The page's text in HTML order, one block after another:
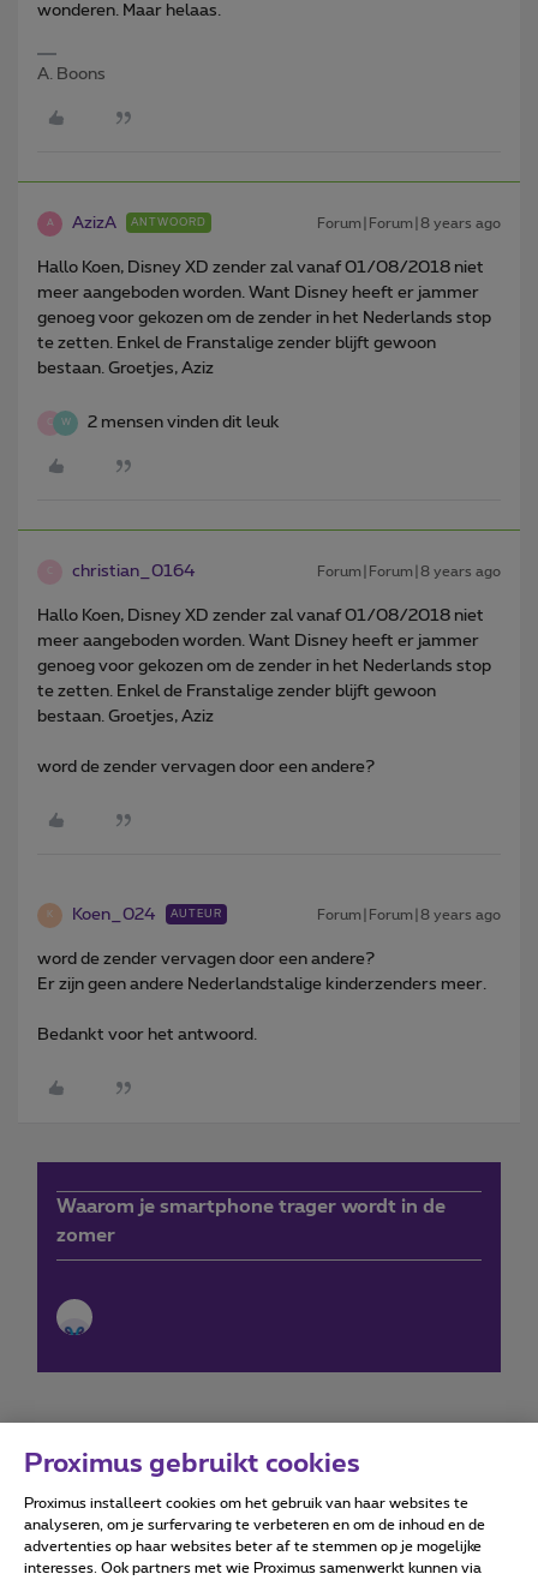
wonderen. Maar helaas.
A. Boons
A AzizA ANTWOORD Forum|Forum|8 years ago
Hallo Koen, Disney XD zender zal vanaf 01/08/2018 niet
meer aangeboden worden. Want Disney heeft er jammer
genoeg voor gekozen om de zender in het Nederlands stop
te zetten. Enkel de Franstalige zender blijft gewoon
bestaan. Groetjes, Aziz
W 2 mensen vinden dit leuk
christian_0164 Forum|Forum|8 years ago
Hallo Koen, Disney XD zender zal vanaf 01/08/2018 niet
meer aangeboden worden. Want Disney heeft er jammer
genoeg voor gekozen om de zender in het Nederlands stop
te zetten. Enkel de Franstalige zender blijft gewoon
bestaan. Groetjes, Aziz
word de zender vervagen door een andere?
K Koen_024 AUTEUR Forum|Forum|8 years ago
word de zender vervagen door een andere?
Er zijn geen andere Nederlandstalige kinderzenders meer.
Bedankt voor het antwoord.
Waarom je smartphone trager wordt in de
zomer
Forumvoorwaarden Accessibility statement
Proximus gebruikt cookies
Proximus installeert cookies om het gebruik van haar websites te
analyseren, om je surfervaring te verbeteren en om de inhoud en de
advertenties op haar websites beter af te stemmen op je mogelijke
interesses. Ook partners met wie Proximus samenwerkt kunnen via